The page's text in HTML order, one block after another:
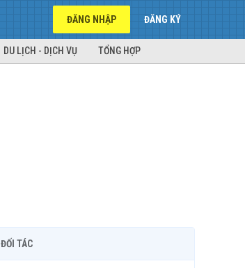
ĐĂNG NHẬP ĐĂNG KÝ
DU LỊCH - DỊCH VỤ TỔNG HỢP
ĐỐI TÁC